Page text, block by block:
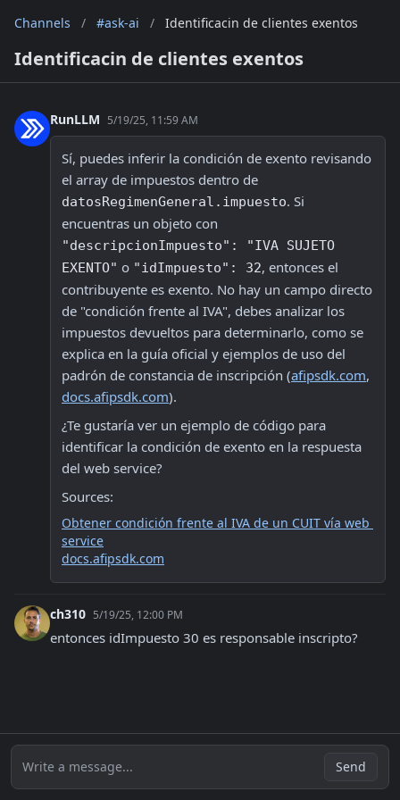
Channels / #ask-ai / Identificacin de clientes exentos
Identificacin de clientes exentos
RunLLM 5/19/25, 11:59 AM
Sí, puedes inferir la condición de exento revisando
datosRegimenGeneral.impuesto. Si
"descripcionImpuesto": "IVA SUJETO
EXENTO" o "idImpuesto": 32, entonces el
contribuyente es exento. No hay un campo directo
de "condición frente al IVA", debes analizar los
impuestos devueltos para determinarlo, como se
explica en la guía oficial y ejemplos de uso del
padrón de constancia de inscripción (afipsdk.com
docs.afipsdk.com).
¿Te gustaría ver un ejemplo de código para
identificar la condición de exento en la respuesta
del web service?
Sources:
Obtener condición frente al IVA de un CUIT vía web
service
docs.afipsdk.com
ch310 5/19/25, 12:00 PM
entonces idImpuesto 30 es responsable inscripto?
Write a message... Send